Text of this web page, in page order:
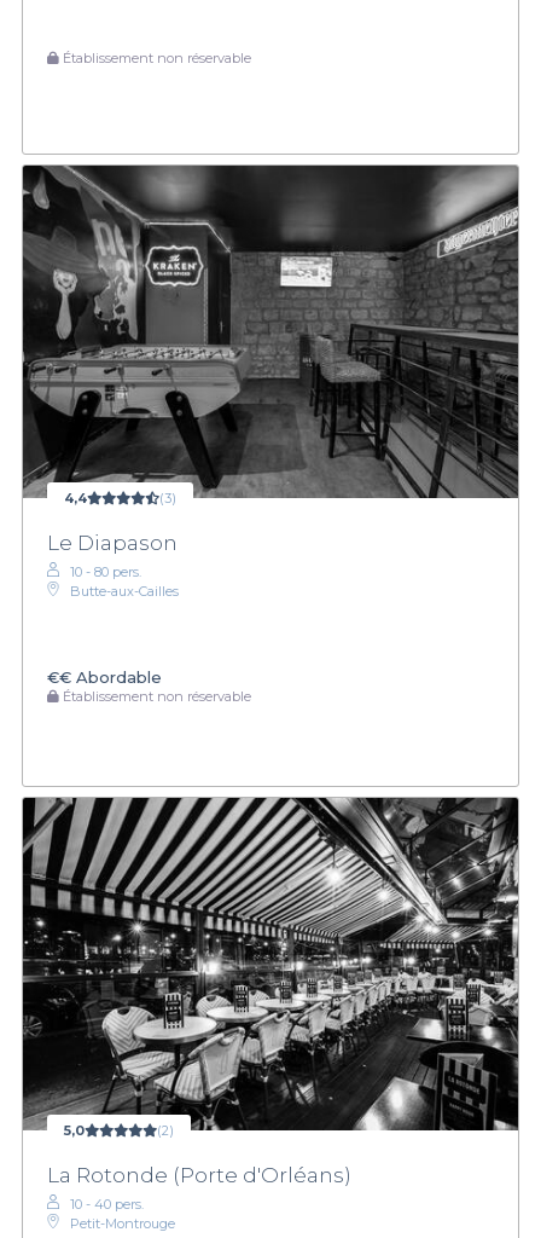
Établissement non réservable
4,4 (3)
Le Diapason
10 - 80 pers.
Butte-aux-Cailles
€€ Abordable
Établissement non réservable
5,0 (2)
La Rotonde (Porte d'Orléans)
10 - 40 pers.
Petit-Montrouge